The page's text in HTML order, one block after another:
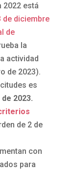
2022 está
de diciembre
de
la
actividad
de 2023).
es
2023.
de 2 de
con
para